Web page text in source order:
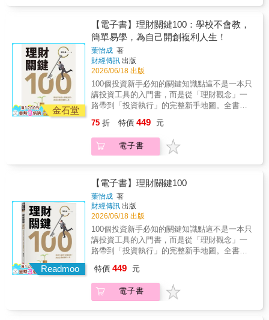
成長股──當年終，更加速資產滾動： 你要挑
「不只給現金，還會送股利」的股票，這些股
票哪裡找？ 近3年平均營收成長率＞10％、近
10年平均合計殖利率＞5％、 連續配發股息超
過20年、連續配股至少3年，就是優質標的。
作者實戰裕融（9941）、聯華（1229）， 投資
報酬率馬上從7.7％提升到9.7％，快速增加約
2.6成。 ◎以持股當槓桿──趁低檔時分批布
局，賺價差！ 聽到槓桿就嚇退？質借還要付利
息，划算嗎？ V大說，股市低檔時，她拿手中
彈藥庫，賺股息也賺價差， 獲利高達9倍，並
透過嚴格維持率控管，大幅降低斷頭風險。怎
麼辦到？ 檢視這幾年的市場，V大經歷過美國
四年多就達成退休目標： 「這套方法，在我親
身經歷過的多空震盪中，禁得起考驗。」
原本計畫在五年內達到100％年所得替代率，
目標， 目前年領股息破百萬元，被動收入超越
上班薪資！ ◎積極存股──忘掉股價吧！你該專
注在張數： 投資初期，她發現，波段交易看似
賺很大，但沒有紀律的下單反而賠更多； 只有
穩定配息的定存股，才能像上班一樣有固定薪
水入帳，維持生活所需。 會按時發錢的定存股
怎麼選？ 股本大於1,000億元、連續10年發放
現金股利、Beta值小於0.8， 像是兆豐金
（2884）， 都是作者多年來不斷買、隨時買的
嗎？ V大說：忘掉大盤吧，你該專注在手中持
股的「張數」。 ◎光靠存股太慢致富，我加買
成長股──當年終，更加速資產滾動： 你要挑
「不只給現金，還會送股利」的股票，這些股
票哪裡找？ 近3年平均營收成長率＞10％、近
10年平均合計殖利率＞5％、 連續配發股息超
過20年、連續配股至少3年，就是優質標的。
作者實戰裕融（9941）、聯華（1229）， 投資
報酬率馬上從7.7％提升到9.7％，快速增加約
2.6成。 ◎以持股當槓桿──趁低檔時分批布
局，賺價差！ 聽到槓桿就嚇退？質借還要付利
息，划算嗎？ V大說，股市低檔時，她拿手中
已有的存股質借當槓桿， 開啟波段操作的資金
彈藥庫，賺股息也賺價差， 獲利高達9倍，並
透過嚴格維持率控管，大幅降低斷頭風險。怎
麼辦到？ 檢視這幾年的市場，V大經歷過美國
文．布魯斯，把5,000美元本金滾成上億身家
「期貨交易之王」大衛．哈定，維持超過20年
每年報酬率逾20 ％ 的神話 「刀鋒上的舞者」
保羅．穆瓦尼，運用風控模型將金融危機轉化
為獲利盛宴 這些既沒有富爸爸、也沒有大眾
知名度的當代頂尖操盤手，都是憑藉著一套
「順勢交易」策略，博得萬貫財富。 本書作
者卡威爾為趨勢交易大師，也是海龜交易員網
站（TurtleTrader.com®）創辦人，他親自走訪
全球投資界，挖掘出14位從零開始的操盤奇
——遵循80/20法則，在盤整期承受80%的小額
停損，卻在20%大趨勢成形時緊抓持續創造報
酬的標的，締造出遠超過大盤的絕對報酬。順
會」的機械式紀律 許多人認為，想要賺到超
額報酬，必須擁有高深的技術背景，或是像巴
菲特、索羅斯那樣的投資天賦，但這本書將徹
底打破你的迷思。卡威爾歸納出順勢交易者的
核心特色，就是將複雜的金融市場，簡化為最
純粹的「市場數據」與「價格趨勢」。 真正
的順勢交易者，只遵循三條永不過時的鋼鐵法
實並機械式停損，對虧損部位絕不戀棧2. 多空
都能雙贏：趨勢往上買強、往下就做空；不論
牛熊市，有波動就能獲利3. 只看數據說話：無
論哪種商品市場，只在乎價格動趨勢，完全依
金石堂
【電子書】理財關鍵100：學校不會教，
簡單易學，為自己開創複利人生！
葉怡成 著
財經傳訊 出版
2026/06/18 出版
100個投資新手必知的關鍵知識點這不是一本只
講投資工具的入門書，而是從「理財觀念」一
路帶到「投資執行」的完整新手地圖。全書以
理財與賺錢的差別、通膨、預算、緊急預備
金、複利、本金與報酬率，到ETF、資產配
置、定期定額、全球市場配置、保險觀念與行
著一題一題的提問，逐步建立正確觀念，知道
自己為什麼要投資、該怎麼開始，以及哪些錯
誤最常讓人一開始就走偏。對想學理財卻不知
道從哪裡開始的人來說，這100題不是零散知
識，而是一套由淺入深、能真正幫你打好基礎
的理財入門系統。方便查閱，值得長放案頭
《理財關鍵100》最實用的地方，在於它不是一
口氣灌輸理論，而是採用高度清楚的模組化與
問答式編排。全書依主題分成理財觀念、基礎
保險與持續學習等模組，每一題都聚焦一個明
確問題，讓讀者可以依照自己當下最需要解決
的困惑直接翻查，不論是「我該先存錢還是先
75 折 特價 449 元
電子書
Readmoo
【電子書】理財關鍵100
葉怡成 著
財經傳訊 出版
2026/06/18 出版
100個投資新手必知的關鍵知識點這不是一本只
講投資工具的入門書，而是從「理財觀念」一
路帶到「投資執行」的完整新手地圖。全書以
理財與賺錢的差別、通膨、預算、緊急預備
金、複利、本金與報酬率，到ETF、資產配
置、定期定額、全球市場配置、保險觀念與行
特價 449 元
電子書